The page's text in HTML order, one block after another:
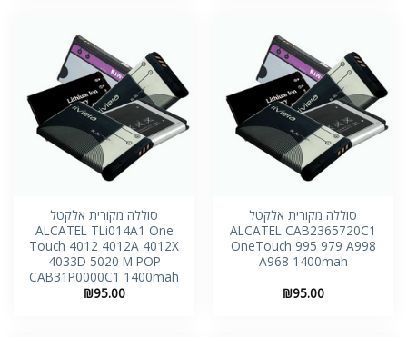
סוללה מקורית אלקטל
ALCATEL CAB2365720C1
OneTouch 995 979 A998
A968 1400mah
₪95.00
סוללה מקורית אלקטל
ALCATEL TLi014A1 One
Touch 4012 4012A 4012X
4033D 5020 M POP
CAB31P0000C1 1400mah
₪95.00